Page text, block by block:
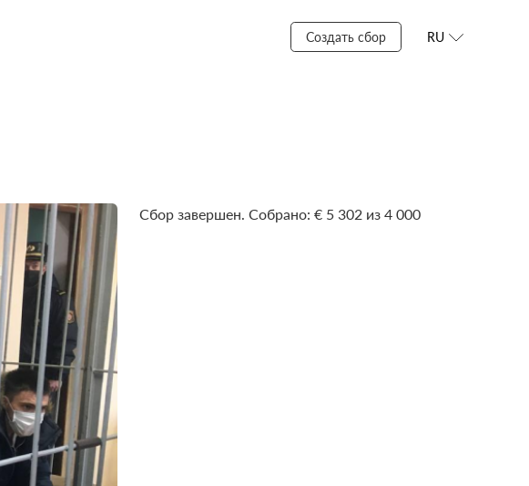
Создать сбор RU
Сбор завершен. Собрано: € 5 302 из 4 000